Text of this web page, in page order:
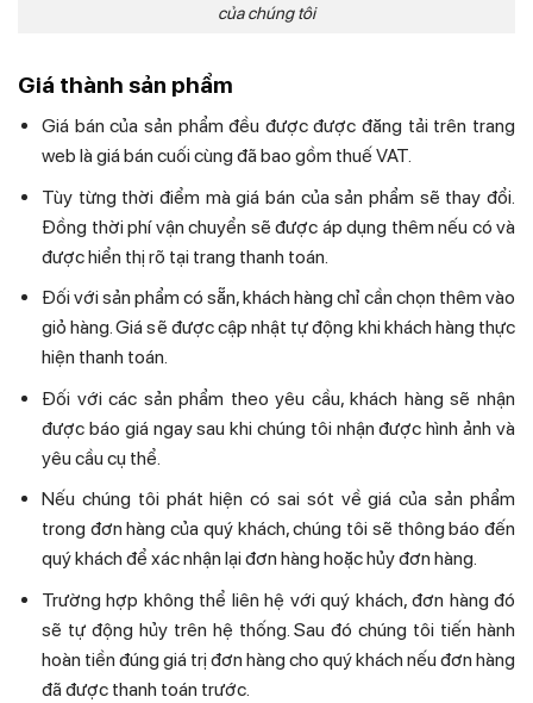
của chúng tôi
Giá thành sản phẩm
Giá bán của sản phẩm đều được được đăng tải trên trang
web là giá bán cuối cùng đã bao gồm thuế VAT.
Tùy từng thời điểm mà giá bán của sản phẩm sẽ thay đổi.
Đồng thời phí vận chuyển sẽ được áp dụng thêm nếu có và
được hiển thị rõ tại trang thanh toán.
Đối với sản phẩm có sẵn, khách hàng chỉ cần chọn thêm vào
giỏ hàng. Giá sẽ được cập nhật tự động khi khách hàng thực
hiện thanh toán.
Đối với các sản phẩm theo yêu cầu, khách hàng sẽ nhận
được báo giá ngay sau khi chúng tôi nhận được hình ảnh và
yêu cầu cụ thể.
Nếu chúng tôi phát hiện có sai sót về giá của sản phẩm
trong đơn hàng của quý khách, chúng tôi sẽ thông báo đến
quý khách để xác nhận lại đơn hàng hoặc hủy đơn hàng.
Trường hợp không thể liên hệ với quý khách, đơn hàng đó
sẽ tự động hủy trên hệ thống. Sau đó chúng tôi tiến hành
hoàn tiền đúng giá trị đơn hàng cho quý khách nếu đơn hàng
đã được thanh toán trước.